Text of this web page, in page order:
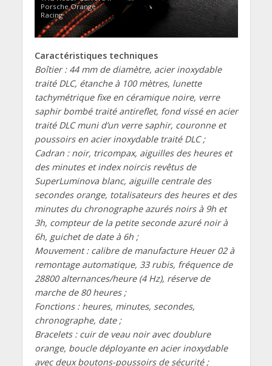
Porsche Orange
Racing
Caractéristiques techniques
Boîtier : 44 mm de diamètre, acier inoxydable
traité DLC, étanche à 100 mètres, lunette
tachymétrique fixe en céramique noire, verre
saphir bombé traité antireflet, fond vissé en acier
traité DLC muni d’un verre saphir, couronne et
poussoirs en acier inoxydable traité DLC ;
Cadran : noir, tricompax, aiguilles des heures et
des minutes et index noircis revêtus de
SuperLuminova blanc, aiguille centrale des
secondes orange, totalisateurs des heures et des
minutes du chronographe azurés noirs à 9h et
3h, compteur de la petite seconde azuré noir à
6h, guichet de date à 6h ;
Mouvement : calibre de manufacture Heuer 02 à
remontage automatique, 33 rubis, fréquence de
28800 alternances/heure (4 Hz), réserve de
marche de 80 heures ;
Fonctions : heures, minutes, secondes,
chronographe, date ;
Bracelets : cuir de veau noir avec doublure
orange, boucle déployante en acier inoxydable
avec deux boutons-poussoirs de sécurité ;